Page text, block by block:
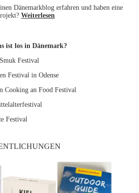
Dänemarkblog erfahren und haben eine
Weiterlesen
ist los in Dänemark?
Festival
Festival in Odense
Cooking an Food Festival
Festival